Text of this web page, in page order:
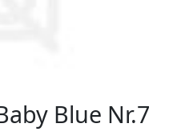
Blue Nr.7